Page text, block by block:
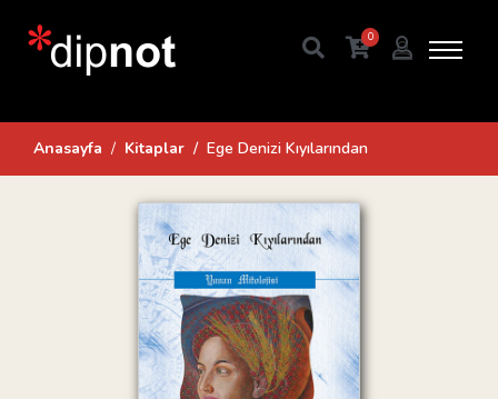
0
Anasayfa Kitaplar Ege Denizi Kıyılarından